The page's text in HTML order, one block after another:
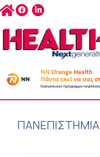
ΠΑΝΕΠΙΣΤΗΜΙΑ